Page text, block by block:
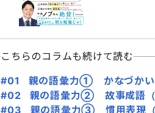
こちらのコラムも続けて読む
#01 親の語彙力① かなづかい・
#02 親の語彙力② 故事成語（わ
#03 親の語彙力③ 慣用表現（わ